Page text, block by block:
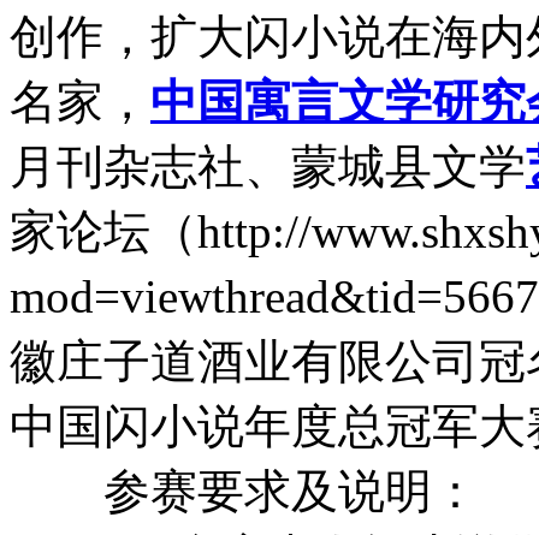
创作，扩大闪小说在海
名家， 中国寓言文学研究
月刊杂志社、蒙城县文学
家论坛（http://
徽庄子道酒业有限公司冠
中国闪小说年度总冠军大
参赛要求及说明：